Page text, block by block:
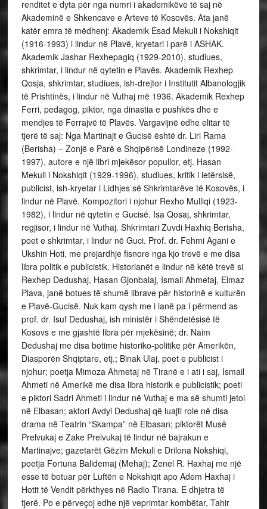
renditet e dyta për nga numri i akademikëve të saj në
Akademinë e Shkencave e Arteve të Kosovës. Ata janë
katër emra të mëdhenj: Akademik Esad Mekuli i Nokshiqit
(1916-1993) i lindur në Plavë, kryetari i parë i ASHAK.
Akademik Jashar Rexhepagiq (1929-2010), studiues,
shkrimtar, i lindur në qytetin e Plavës. Akademik Rexhep
Qosja, shkrimtar, studiues, ish-drejtor i Institutit Albanologjik
të Prishtinës, i lindur në Vuthaj më 1936. Akademik Rexhep
Ferri, pedagog, piktor, nga dinastia e pushkës dhe e
mendjes të Ferrajvë të Plavës. Vargavijnë edhe elitar të
tjerë të saj: Nga Martinajt e Gucisë është dr. Liri Rama
(Berisha) – Zonjë e Parë e Shqipërisë Londineze (1992-
1997), autore e një libri mjekësor popullor, etj. Hasan
Mekuli i Nokshiqit (1929-1996), studiues, kritik i letërsisë,
publicist, ish-kryetar i Lidhjes së Shkrimtarëve të Kosovës, i
lindur në Plavë. Kompozitori i njohur Rexho Mulliqi (1923-
1982), i lindur në qytetin e Gucisë. Isa Qosaj, shkrimtar,
regjisor, i lindur në Vuthaj. Shkrimtari Zuvdi Haxhiq Berisha,
poet e shkrimtar, i lindur në Guci. Prof. dr. Fehmi Agani e
Ukshin Hoti, me prejardhje fisnore nga kjo trevë e me disa
libra politik e publicistik. Historianët e lindur në këtë trevë si
Rexhep Dedushaj, Hasan Gjonbalaj, Ismail Ahmetaj, Elmaz
Plava, janë botues të shumë librave për historinë e kulturën
e Plavë-Gucisë. Nuk kam qysh me i lanë pa i përmend as
prof. dr. Isuf Dedushaj, ish ministër i Shëndetësisë të
Kosovs e me gjashtë libra për mjekësinë; dr. Naim
Dedushaj me disa botime historiko-politike për Amerikën,
Diasporën Shqiptare, etj.; Binak Ulaj, poet e publicist i
njohur; poetja Mimoza Ahmetaj në Tiranë e i ati i saj, Ismail
Ahmeti në Amerikë me disa libra historik e publicistik; poeti
e piktori Sadri Ahmeti i lindur në Vuthaj e ma së shumti jetoi
në Elbasan; aktori Avdyl Dedushaj që luajti role në disa
drama në Teatrin “Skampa” në Elbasan; piktorët Musë
Prelvukaj e Zake Prelvukaj të lindur në bajrakun e
Martinajve; gazetarët Gëzim Mekuli e Drilona Nokshiqi,
poetja Fortuna Balidemaj (Mehaj); Zenel R. Haxhaj me një
esse të botuar për Luftën e Nokshiqit apo Adem Haxhaj i
Hotit të Vendit përkthyes në Radio Tirana. E dhjetra të
tjerë. Po e përveçoj edhe një veprimtar kombëtar, Tahir